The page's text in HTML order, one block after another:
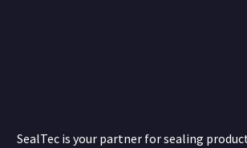
SealTec is your partner for sealing